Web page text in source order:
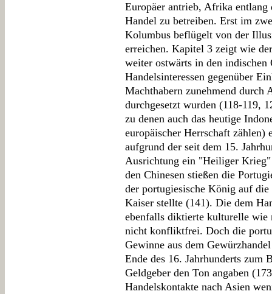
Europäer antrieb, Afrika entlang
Handel zu betreiben. Erst im
Kolumbus beflügelt von der
erreichen. Kapitel 3 zeigt wie
weiter ostwärts in den
Handelsinteressen gegenüber
Machthabern zunehmend durch
durchgesetzt wurden (118-119,
zu denen auch das heutige
europäischer Herrschaft zählen)
aufgrund der seit dem 15.
Ausrichtung ein "Heiliger
den Chinesen stießen die
der portugiesische König auf
Kaiser stellte (141). Die dem
ebenfalls diktierte kulturelle
nicht konfliktfrei. Doch die
Gewinne aus dem
Ende des 16. Jahrhunderts zum
Geldgeber den Ton angaben
Handelskontakte nach Asien